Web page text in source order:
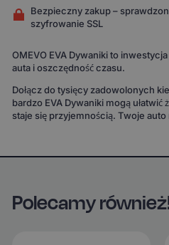
Bezpieczny zakup –
szyfrowanie SSL
OMEVO EVA Dywaniki to
auta i oszczędność czasu.
Dołącz do tysięcy zadowolonych
bardzo EVA Dywaniki mogą
staje się przyjemnością. Twoje auto
Polecamy